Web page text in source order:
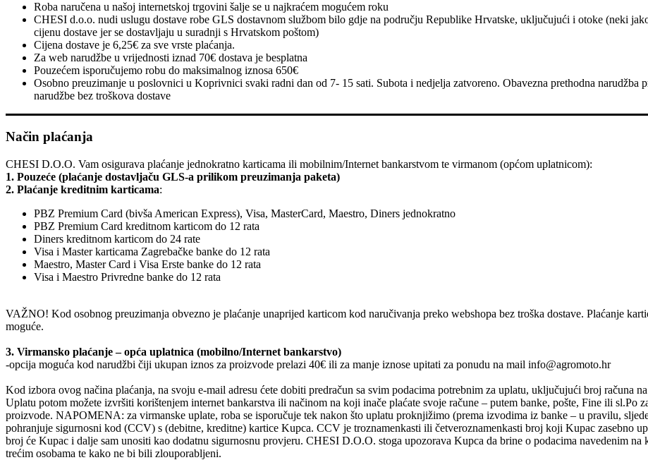
Roba naručena u našoj internetskoj trgovini šalje se u najkraćem mogućem roku
CHESI d.o.o. nudi uslugu dostave robe GLS dostavnom službom bilo gdje na području Republike Hrvatske, uključujući i otoke (neki
cijenu dostave jer se dostavljaju u suradnji s Hrvatskom poštom)
Cijena dostave je 6,25€ za sve vrste plaćanja.
Za web narudžbe u vrijednosti iznad 70€ dostava je besplatna
Pouzećem isporučujemo robu do maksimalnog iznosa 650€
Osobno preuzimanje u poslovnici u Koprivnici svaki radni dan od 7- 15 sati. Subota i nedjelja zatvoreno. Obavezna prethodna narudžba
narudžbe bez troškova dostave
Način plaćanja
CHESI D.O.O. Vam osigurava plaćanje jednokratno karticama ili mobilnim/Internet bankarstvom te virmanom (općom uplatnicom):
1. Pouzeće (plaćanje dostavljaču GLS-a prilikom preuzimanja paketa)
2. Plaćanje kreditnim karticama:
PBZ Premium Card (bivša American Express), Visa, MasterCard, Maestro, Diners jednokratno
PBZ Premium Card kreditnom karticom do 12 rata
Diners kreditnom karticom do 24 rate
Visa i Master karticama Zagrebačke banke do 12 rata
Maestro, Master Card i Visa Erste banke do 12 rata
Visa i Maestro Privredne banke do 12 rata
VAŽNO! Kod osobnog preuzimanja obvezno je plaćanje unaprijed karticom kod naručivanja preko webshopa bez troška dostave. Plaćanje
moguće.
3. Virmansko plaćanje – opća uplatnica (mobilno/Internet bankarstvo)
-opcija moguća kod narudžbi čiji ukupan iznos za proizvode prelazi 40€ ili za manje iznose upitati za ponudu na mail info@agromoto.hr
Kod izbora ovog načina plaćanja, na svoju e-mail adresu ćete dobiti predračun sa svim podacima potrebnim za uplatu, uključujući broj računa
Uplatu potom možete izvršiti korištenjem internet bankarstva ili načinom na koji inače plaćate svoje račune – putem banke, pošte, Fine ili sl.Po
proizvode. NAPOMENA: za virmanske uplate, roba se isporučuje tek nakon što uplatu proknjižimo (prema izvodima iz banke – u pravilu,
pohranjuje sigurnosni kod (CCV) s (debitne, kreditne) kartice Kupca. CCV je troznamenkasti ili četveroznamenkasti broj koji Kupac zasebno
broj će Kupac i dalje sam unositi kao dodatnu sigurnosnu provjeru. CHESI D.O.O. stoga upozorava Kupca da brine o podacima navedenim
trećim osobama te kako ne bi bili zlouporabljeni.